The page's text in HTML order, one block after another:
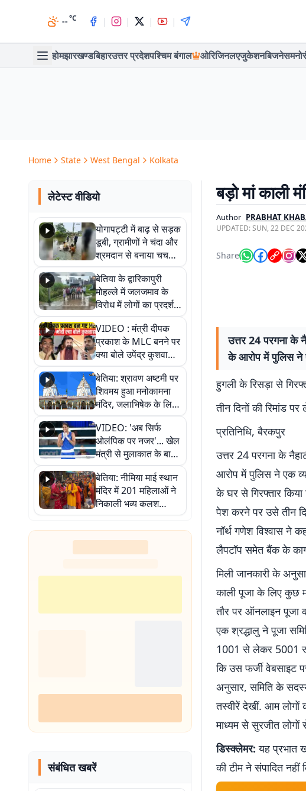
--°C | | | |
होमझारखण्डबिहारउत्तर प्रदेशपश्चिम बंगाल ओरिजिनलएजुकेशनबिजनेस
Home State West Bengal Kolkata
लेटेस्ट वीडियो
योगापट्टी में बाढ़ से सड़क
डूबी, ग्रामीणों ने चंदा और
श्रमदान से बनाया चचरी
पुल
बेतिया के द्वारिकापुरी
मोहल्ले में जलजमाव के
विरोध में लोगों का प्रदर्शन,
स्थायी समाधान की मांग
VIDEO : मंत्री दीपक
प्रकाश के MLC बनने पर
क्या बोले उपेंद्र कुशवाहा,
सुनिए
बेतिया: श्रावण अष्टमी पर
शिवमय हुआ मनोकामना
मंदिर, जलाभिषेक के लिए
लगी लंबी कतारें
VIDEO: 'अब सिर्फ
ओलंपिक पर नजर'... खेल
मंत्री से मुलाकात के बाद
जैसमीन लंबोरिया का बड़ा
बयान
बेतिया: नीमिया माई स्थान
मंदिर में 201 महिलाओं ने
निकाली भव्य कलश
शोभायात्रा, शिवलिंग
प्राण-प्रतिष्ठा महोत्सव
शुरू
संबंधित खबरें
बड़ो मां काली
Author PRABHAT
UPDATED:SUN, 22 DEC
Share
उत्तर 24 परगना के
के आरोप में पुलिस ने
हुगली के रिसड़ा से
तीन दिनों की रिमांड
प्रतिनिधि, बैरकपुर
उत्तर 24 परगना के
आरोप में पुलिस ने एक
के घर से गिरफ्तार
पेश करने पर उसे तीन
नॉर्थ गणेश विश्वास ने
लैपटॉप समेत बैंक के
मिली जानकारी के
काली पूजा के लिए कुछ
तौर पर ऑनलाइन पूजा
एक श्रद्धालु ने पूजा
1001 से लेकर 5001
कि उस फर्जी वेबसाइट
अनुसार, समिति के
तस्वीरें देखीं. आम
माध्यम से सुरजीत लोगों
डिस्क्लेमर: यह प्रभात
की टीम ने संपादित नहीं